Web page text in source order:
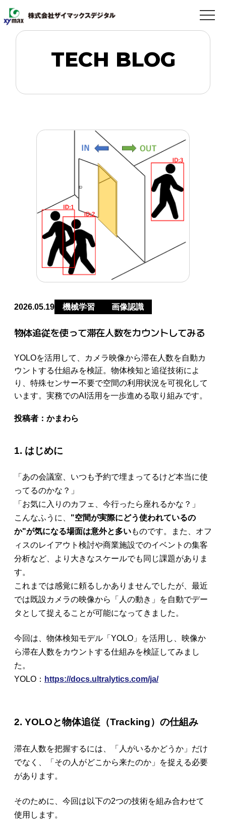
TECH BLOG
2026.05.19 機械学習 画像認識
物体追従を使って滞在人数をカウントしてみる
YOLOを活用して、カメラ映像から滞在人数を自動カ
ウントする仕組みを検証。物体検知と追従技術によ
り、特殊センサー不要で空間の利用状況を可視化して
います。実務でのAI活用を一歩進める取り組みです。
投稿者： かまわら
1. はじめに
「あの会議室、いつも予約で埋まってるけど本当に使
ってるのかな？」
「お気に入りのカフェ、今行ったら座れるかな？」
こんなふうに、 "空間が実際にどう使われているの
か"が気になる場面は意外と多いものです。また、オフ
ィスのレイアウト検討や商業施設でのイベントの集客
分析など、より大きなスケールでも同じ課題がありま
す。
これまでは感覚に頼るしかありませんでしたが、最近
では既設カメラの映像から「人の動き」を自動でデー
タとして捉えることが可能になってきました。
今回は、物体検知モデル「YOLO」を活用し、映像か
ら滞在人数をカウントする仕組みを検証してみまし
た。
YOLO： https://docs.ultralytics.com/ja/
2. YOLOと物体追従（Tracking）の仕組み
滞在人数を把握するには、「人がいるかどうか」だけ
でなく、「その人がどこから来たのか」を捉える必要
があります。
そのために、今回は以下の2つの技術を組み合わせて
使用します。